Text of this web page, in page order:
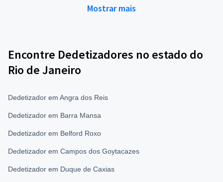
Mostrar mais
Encontre Dedetizadores no estado do
Rio de Janeiro
Dedetizador em Angra dos Reis
Dedetizador em Barra Mansa
Dedetizador em Belford Roxo
Dedetizador em Campos dos Goytacazes
Dedetizador em Duque de Caxias